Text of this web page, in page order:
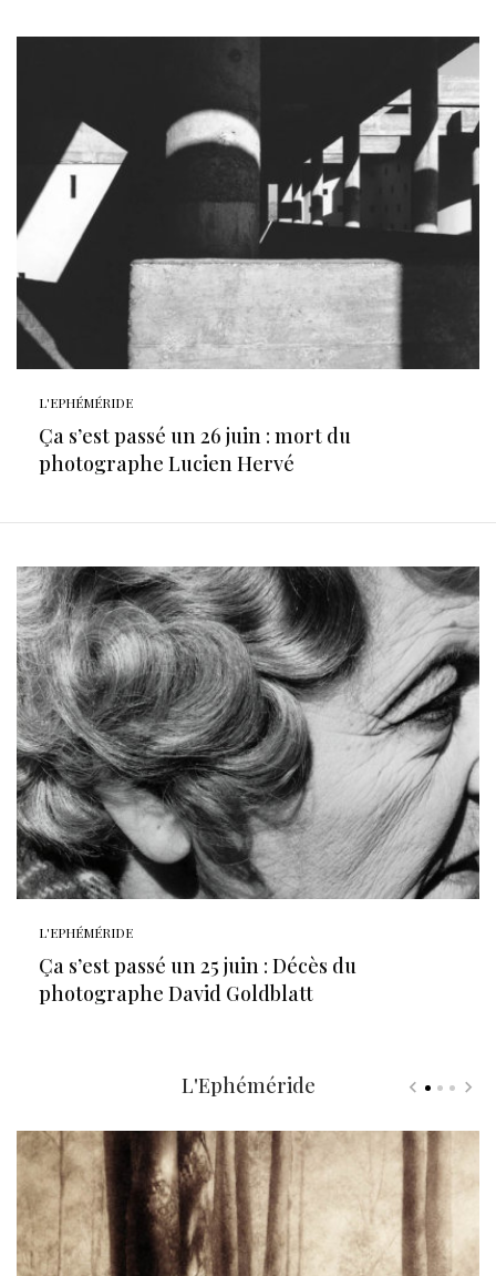
L'EPHÉMÉRIDE
Ça s’est passé un 26 juin : mort du
photographe Lucien Hervé
L'EPHÉMÉRIDE
Ça s’est passé un 25 juin : Décès du
photographe David Goldblatt
L'Ephéméride